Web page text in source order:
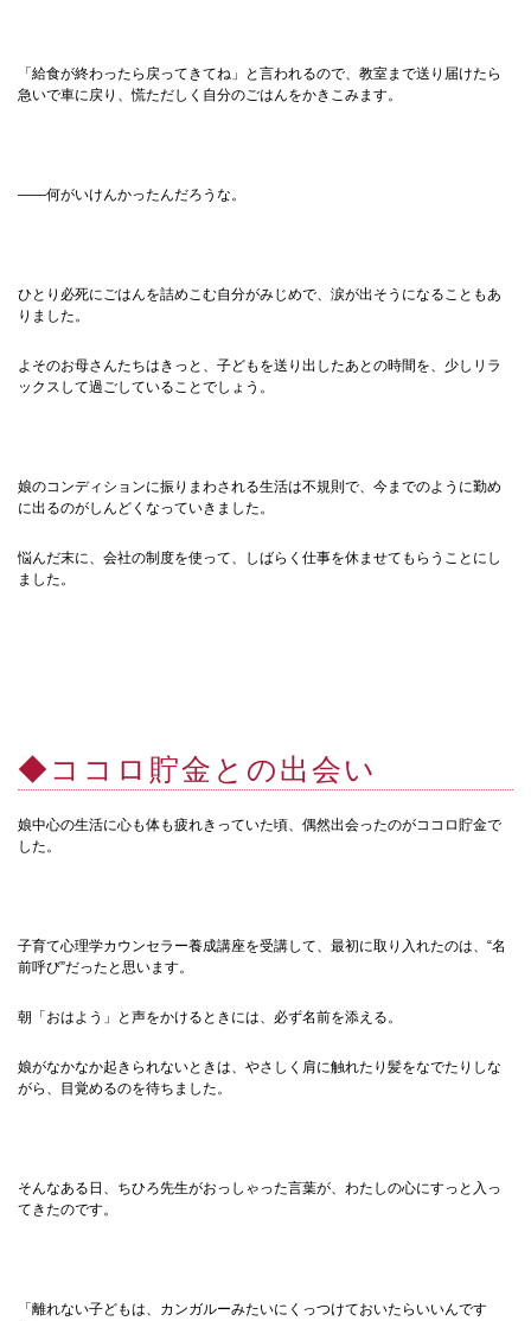
「給食が終わったら戻ってきてね」と言われるので、教室まで送り届けたら
急いで車に戻り、慌ただしく自分のごはんをかきこみます。
——何がいけんかったんだろうな。
ひとり必死にごはんを詰めこむ自分がみじめで、涙が出そうになることもあ
りました。
よそのお母さんたちはきっと、子どもを送り出したあとの時間を、少しリラ
ックスして過ごしていることでしょう。
娘のコンディションに振りまわされる生活は不規則で、今までのように勤め
に出るのがしんどくなっていきました。
悩んだ末に、会社の制度を使って、しばらく仕事を休ませてもらうことにし
ました。
◆ココロ貯金との出会い
娘中心の生活に心も体も疲れきっていた頃、偶然出会ったのがココロ貯金で
した。
子育て心理学カウンセラー養成講座を受講して、最初に取り入れたのは、“名
前呼び”だったと思います。
朝「おはよう」と声をかけるときには、必ず名前を添える。
娘がなかなか起きられないときは、やさしく肩に触れたり髪をなでたりしな
がら、目覚めるのを待ちました。
そんなある日、ちひろ先生がおっしゃった言葉が、わたしの心にすっと入っ
てきたのです。
「離れない子どもは、カンガルーみたいにくっつけておいたらいいんです